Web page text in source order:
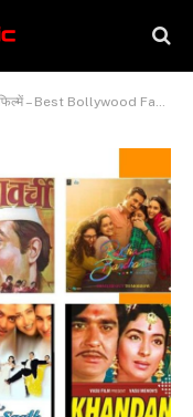
– Best Bollywood Family Movies